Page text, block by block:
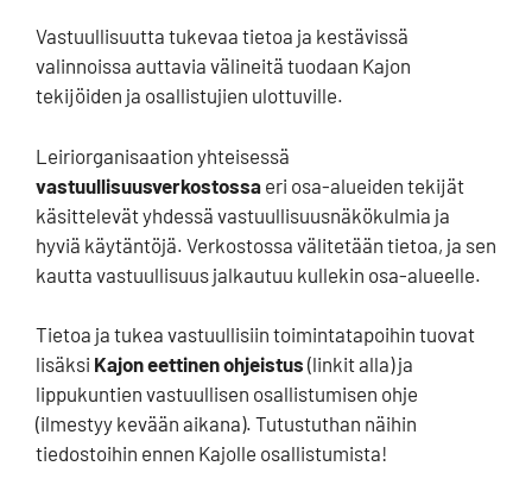
Vastuullisuutta tukevaa tietoa ja kestävissä
valinnoissa auttavia välineitä tuodaan Kajon
tekijöiden ja osallistujien ulottuville.
Leiriorganisaation yhteisessä
vastuullisuusverkostossa eri osa-alueiden tekijät
käsittelevät yhdessä vastuullisuusnäkökulmia ja
hyviä käytäntöjä. Verkostossa välitetään tietoa, ja sen
kautta vastuullisuus jalkautuu kullekin osa-alueelle.
Tietoa ja tukea vastuullisiin toimintatapoihin tuovat
lisäksi Kajon eettinen ohjeistus (linkit alla) ja
lippukuntien vastuullisen osallistumisen ohje
(ilmestyy kevään aikana). Tutustuthan näihin
tiedostoihin ennen Kajolle osallistumista!